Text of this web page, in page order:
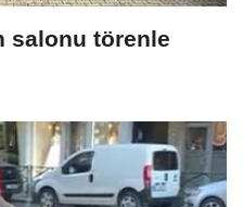
salonu törenle